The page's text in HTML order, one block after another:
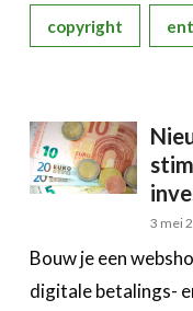
copyright
3 mei
Bouw je een
digitale betalings-